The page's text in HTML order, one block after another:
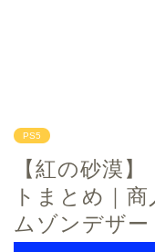
PS5
【紅の砂漠
トまとめ｜
ムゾンデザー